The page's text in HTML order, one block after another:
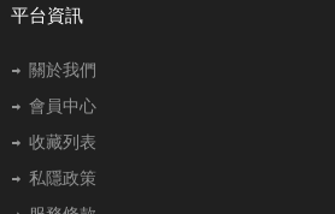
平台資訊
關於我們
會員中心
收藏列表
私隱政策